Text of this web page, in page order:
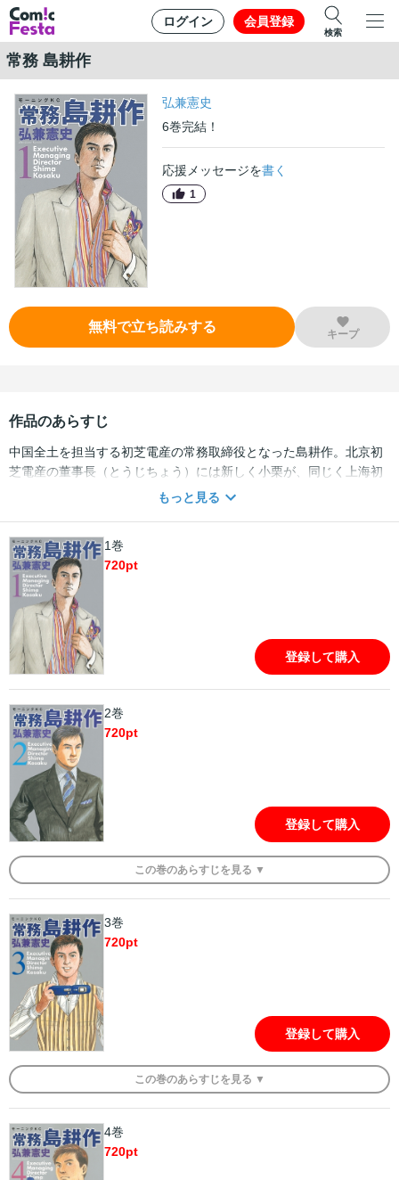
ログイン 会員登録
検索
常務 島耕作
弘兼憲史
6巻完結！
応援メッセージを書く
1
無料で立ち読みする キープ
作品のあらすじ
中国全土を担当する初芝電産の常務取締役となった島耕作。北京初
芝電産の董事長（とうじちょう）には新しく小栗が、同じく上海初
芝電産の董事長には八木が就任した。従業員と昼食を共にし、中国
でのビジネスの明暗を分けていく――。
もっと見る
1巻
720pt
登録して購入
2巻
720pt
登録して購入
この巻のあらすじを 見る ▼
3巻
720pt
登録して購入
この巻のあらすじを 見る ▼
4巻
720pt